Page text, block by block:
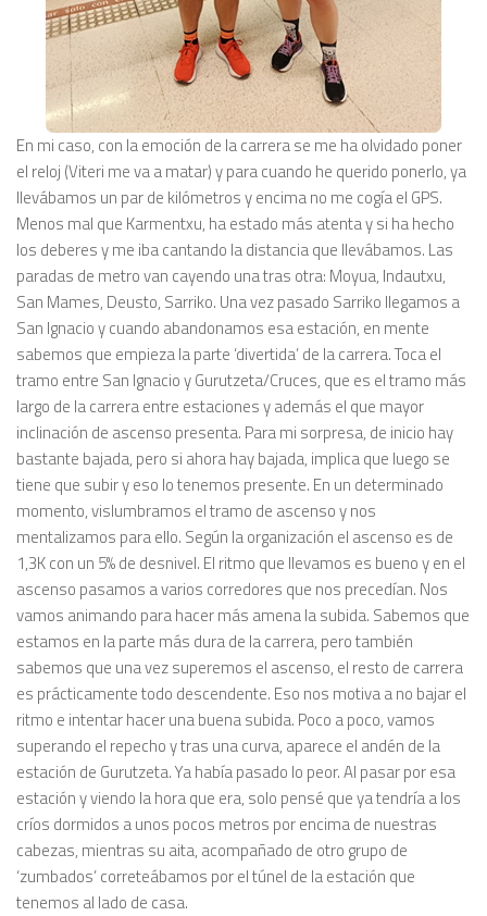
En mi caso, con la emoción de la carrera se me ha olvidado poner
el reloj (Viteri me va a matar) y para cuando he querido ponerlo, ya
llevábamos un par de kilómetros y encima no me cogía el GPS.
Menos mal que Karmentxu, ha estado más atenta y si ha hecho
los deberes y me iba cantando la distancia que llevábamos. Las
paradas de metro van cayendo una tras otra: Moyua, Indautxu,
San Mames, Deusto, Sarriko. Una vez pasado Sarriko llegamos a
San Ignacio y cuando abandonamos esa estación, en mente
sabemos que empieza la parte ‘divertida’ de la carrera. Toca el
tramo entre San Ignacio y Gurutzeta/Cruces, que es el tramo más
largo de la carrera entre estaciones y además el que mayor
inclinación de ascenso presenta. Para mi sorpresa, de inicio hay
bastante bajada, pero si ahora hay bajada, implica que luego se
tiene que subir y eso lo tenemos presente. En un determinado
momento, vislumbramos el tramo de ascenso y nos
mentalizamos para ello. Según la organización el ascenso es de
1,3K con un 5% de desnivel. El ritmo que llevamos es bueno y en el
ascenso pasamos a varios corredores que nos precedían. Nos
vamos animando para hacer más amena la subida. Sabemos que
estamos en la parte más dura de la carrera, pero también
sabemos que una vez superemos el ascenso, el resto de carrera
es prácticamente todo descendente. Eso nos motiva a no bajar el
ritmo e intentar hacer una buena subida. Poco a poco, vamos
superando el repecho y tras una curva, aparece el andén de la
estación de Gurutzeta. Ya había pasado lo peor. Al pasar por esa
estación y viendo la hora que era, solo pensé que ya tendría a los
críos dormidos a unos pocos metros por encima de nuestras
cabezas, mientras su aita, acompañado de otro grupo de
‘zumbados’ correteábamos por el túnel de la estación que
tenemos al lado de casa.